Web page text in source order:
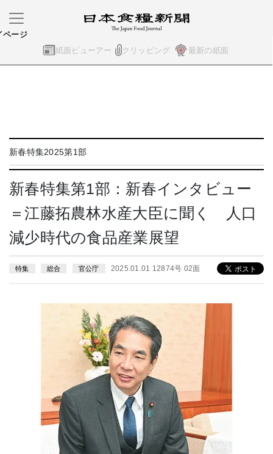
紙面ビューアー クリッピング 最新の紙面
ページ
新春特集2025第1部
新春特集第1部：新春インタビュー
＝江藤拓農林水産大臣に聞く 人口
減少時代の食品産業展望
特集 総合 官公庁 2025.01.01 12874号 02面